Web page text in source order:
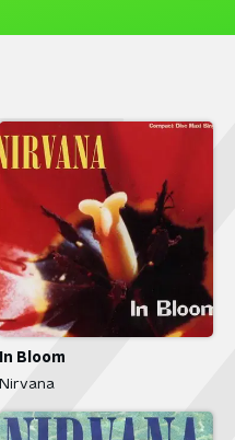
In Bloom
Nirvana